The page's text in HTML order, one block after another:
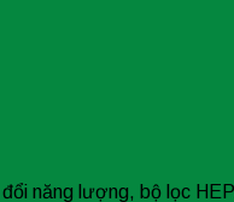
năng lượng, bộ lọc